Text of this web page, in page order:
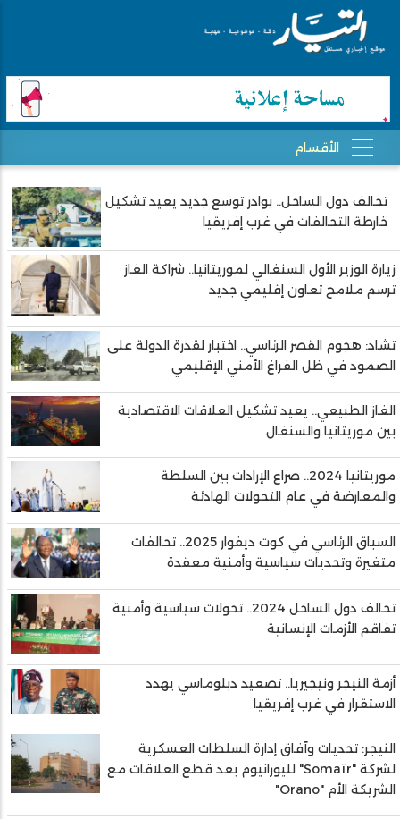
تحالف دول الساحل.. بوادر توسع جديد يعيد تشكيل
خارطة التحالفات في غرب إفريقيا
زيارة الوزير الأول السنغالي لموريتانيا.. شراكة الغاز
ترسم ملامح تعاون إقليمي جديد
تشاد: هجوم القصر الرئاسي.. اختبار لقدرة الدولة على
الصمود في ظل الفراغ الأمني الإقليمي
الغاز الطبيعي.. يعيد تشكيل العلاقات الاقتصادية
بين موريتانيا والسنغال
موريتانيا 2024.. صراع الإرادات بين السلطة
والمعارضة في عام التحولات الهادئة
السباق الرئاسي في كوت ديفوار 2025.. تحالفات
متغيرة وتحديات سياسية وأمنية معقدة
تحالف دول الساحل 2024.. تحولات سياسية وأمنية
تفاقم الأزمات الإنسانية
أزمة النيجر ونيجيريا.. تصعيد دبلوماسي يهدد
الاستقرار في غرب إفريقيا
النيجر: تحديات وآفاق إدارة السلطات العسكرية
لشركة "Somaïr" لليورانيوم بعد قطع العلاقات مع
الشريكة الأم "Orano"
Pagination